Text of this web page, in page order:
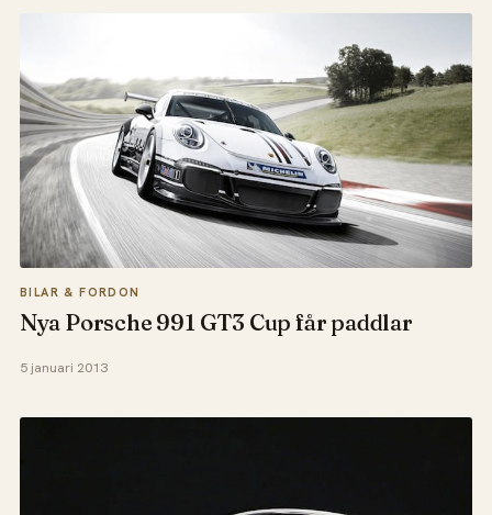
BILAR & FORDON
Nya Porsche 991 GT3 Cup får paddlar
5 januari 2013